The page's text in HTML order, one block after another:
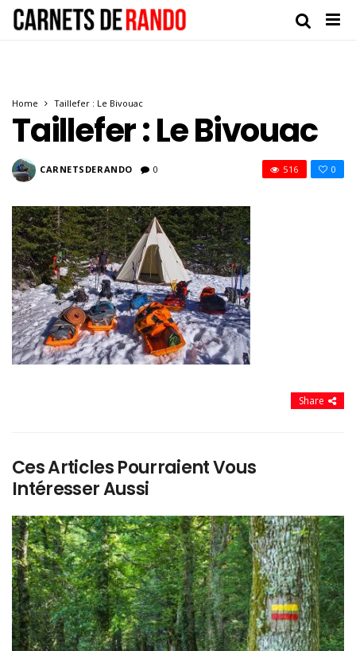
Home Taillefer : Le Bivouac
Taillefer : Le Bivouac
CARNETSDERANDO 0 0
516
Share
Ces Articles Pourraient Vous
Intéresser Aussi